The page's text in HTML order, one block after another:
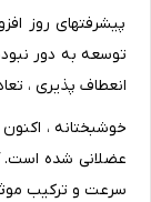
پیشرفتهای روز
انعطاف پذیری ،
خوشبختانه ،
عضلانی شده است.
سرعت و ترکیب